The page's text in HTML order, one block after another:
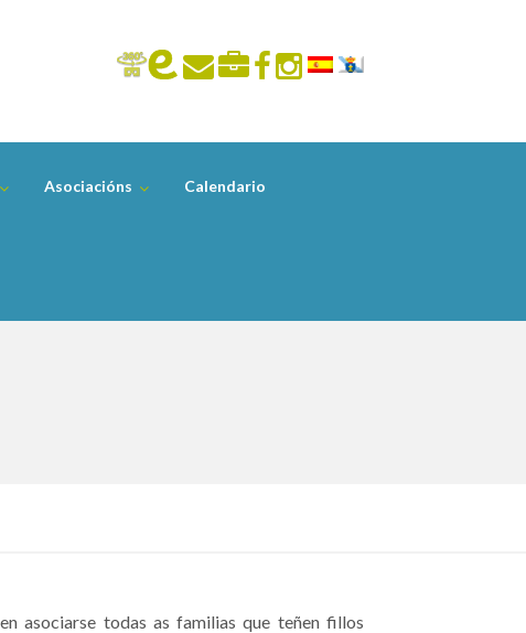
Asociacións Calendario
asociarse todas as familias que teñen fillos